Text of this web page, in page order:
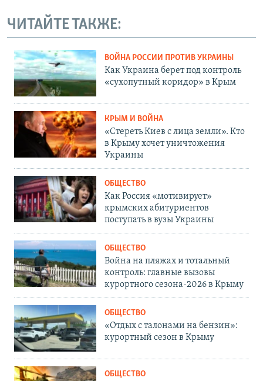
ЧИТАЙТЕ ТАКЖЕ:
ВОЙНА РОССИИ ПРОТИВ УКРАИНЫ
Как Украина берет под контроль
«сухопутный коридор» в Крым
КРЫМ И ВОЙНА
«Стереть Киев с лица земли». Кто
в Крыму хочет уничтожения
Украины
ОБЩЕСТВО
Как Россия «мотивирует»
крымских абитуриентов
поступать в вузы Украины
ОБЩЕСТВО
Война на пляжах и тотальный
контроль: главные вызовы
курортного сезона-2026 в Крыму
ОБЩЕСТВО
«Отдых с талонами на бензин»:
курортный сезон в Крыму
ОБЩЕСТВО